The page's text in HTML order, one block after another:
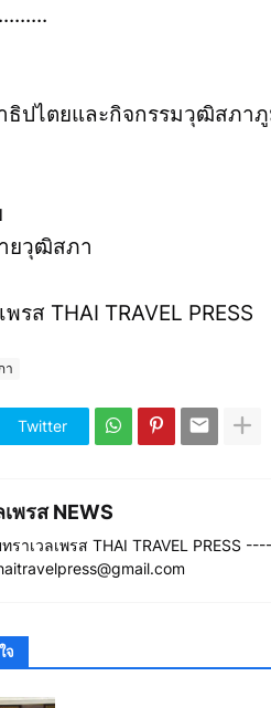
ธิปไตยและกิจกรรมวุฒิสภา
ยวุฒิสภา
รส THAI TRAVEL PRESS
า
Twitter
พรส NEWS
ราเวลเพรส THAI TRAVEL PRESS
จ